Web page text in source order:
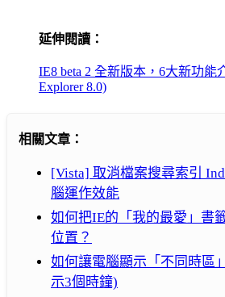
延伸閱讀：
IE8 beta 2 全新版本，6大新功能
Explorer 8.0)
相關文章：
[Vista] 取消檔案搜尋索引
腦運作效能
如何把IE的「我的最愛」書
位置？
如何讓電腦顯示「不同時區
示3個時鐘)